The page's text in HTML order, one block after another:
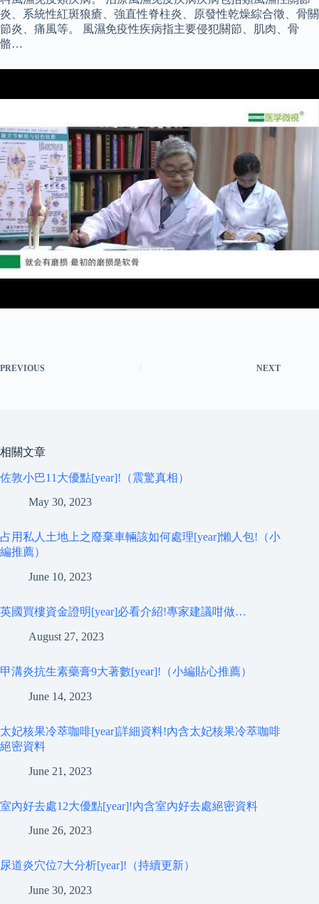
炎、系統性紅斑狼瘡、強直性脊柱炎、原發性乾燥綜合徵、骨關
節炎、痛風等。 風濕免疫性疾病指主要侵犯關節、肌肉、骨
骼…
PREVIOUS NEXT
相關文章
佐敦小巴11大優點[year]!（震驚真相）
May 30, 2023
占用私人土地上之廢棄車輛該如何處理[year]懶人包!（小
編推薦）
June 10, 2023
英國買樓資金證明[year]必看介紹!專家建議咁做…
August 27, 2023
甲溝炎抗生素藥膏9大著數[year]!（小編貼心推薦）
June 14, 2023
太妃核果冷萃咖啡[year]詳細資料!內含太妃核果冷萃咖啡
絕密資料
June 21, 2023
室內好去處12大優點[year]!內含室內好去處絕密資料
June 26, 2023
尿道炎穴位7大分析[year]!（持續更新）
June 30, 2023